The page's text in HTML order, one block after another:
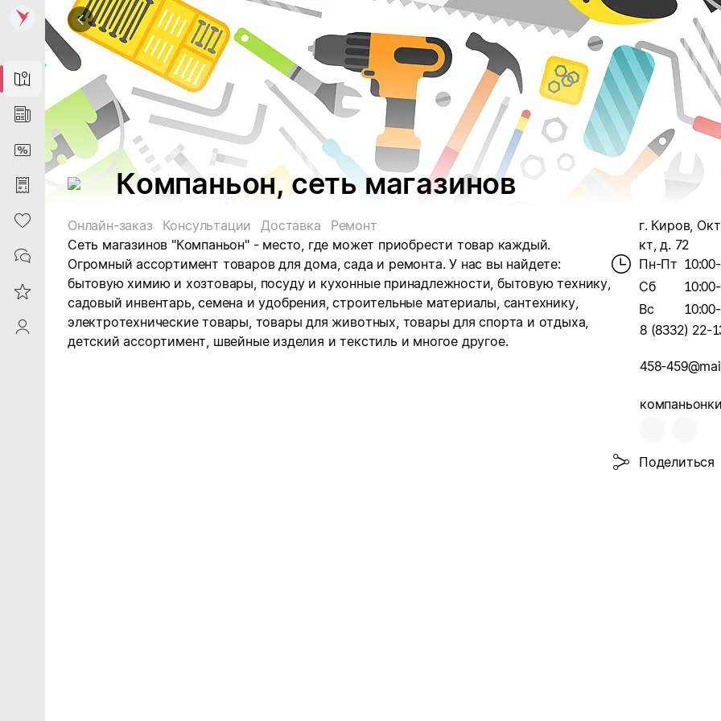
Map
News
DiscountCard
Purchases
Heart
Contacts
Reviews
ProfileSaby
Компаньон, сеть магазинов
Онлайн-заказ Консультации Доставка
Ремонт
Сеть магазинов "Компаньон" - место, где может приобрести товар каждый.
Огромный ассортимент товаров для дома, сада и ремонта. У нас вы найдете:
бытовую химию и хозтовары, посуду и кухонные принадлежности, бытовую технику,
садовый инвентарь, семена и удобрения, строительные материалы, сантехнику,
электротехнические товары, товары для животных, товары для спорта и отдыха,
детский ассортимент, швейные изделия и текстиль и многое другое.
г. Киров,
кт, д. 72
Пн-Пт
Сб
Вс
8 (8332) 22-
458-
Поделиться